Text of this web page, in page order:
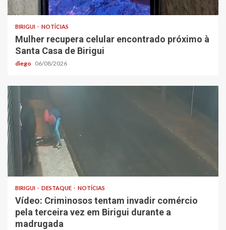
BIRIGUI NOTÍCIAS
Mulher recupera celular encontrado próximo à
Santa Casa de Birigui
diego 06/08/2026
BIRIGUI DESTAQUE NOTÍCIAS
Vídeo: Criminosos tentam invadir comércio
pela terceira vez em Birigui durante a
madrugada